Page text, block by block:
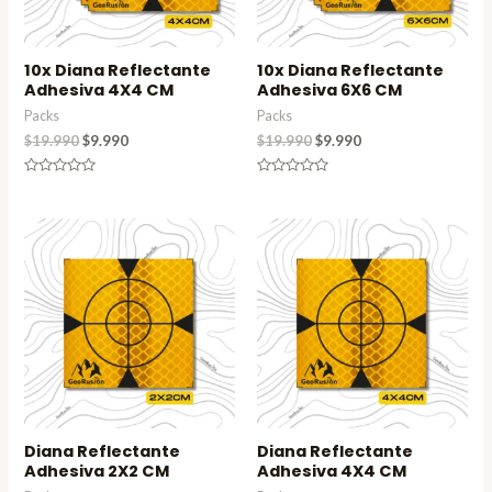
10x Diana Reflectante
Adhesiva 4X4 CM
Packs
$19.990$9.990
de
5
10x Diana Reflectante
Adhesiva 6X6 CM
Packs
$19.990$9.990
5
Diana Reflectante
Adhesiva 2X2 CM
Diana Reflectante
Adhesiva 4X4 CM